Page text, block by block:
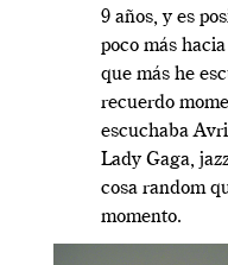
9 años, y es
poco más
que más he
recuerdo
escuchaba
Lady Gaga,
cosa random
momento.